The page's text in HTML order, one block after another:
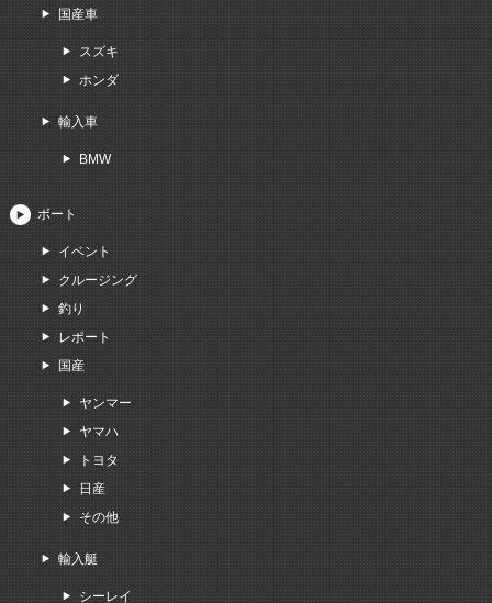
国産車
スズキ
ホンダ
輸入車
BMW
ボート
イベント
クルージング
釣り
レポート
国産
ヤンマー
ヤマハ
トヨタ
日産
その他
輸入艇
シーレイ